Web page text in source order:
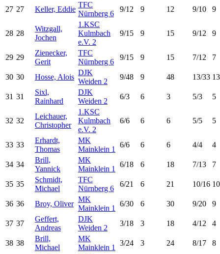
27 27 Keller, Eddie
TFC
Nürnberg 6
9/12 9 12 9/10 9
28 28
Witzgall,
Jochen
1.KSC
Kulmbach
e.V. 2
9/15 9 15 9/12 9
29 29
Zienecker,
Gerit
TFC
Nürnberg 6
9/15 9 15 7/12 7
30 30 Hosse, Alois
DJK
Weiden 2
9/48 9 48 13/33 13
31 31
Sixl,
Rainhard
DJK
Weiden 2
6/3 6 3 5/3 5
32 32
Leichauer,
Christopher
1.KSC
Kulmbach
e.V. 2
6/6 6 6 5/5 5
33 33
Erhardt,
Thomas
MK
Mainklein 1
6/6 6 6 4/4 4
34 34
Brill,
Yannick
MK
Mainklein 1
6/18 6 18 7/13 7
35 35
Schmidt,
Michael
TFC
Nürnberg 6
6/21 6 21 10/16 10
36 36 Broy, Oliver
MK
Mainklein 1
6/30 6 30 9/20 9
37 37
Geffert,
Andreas
DJK
Weiden 2
3/18 3 18 4/12 4
38 38
Brill,
Michael
MK
Mainklein 1
3/24 3 24 8/17 8